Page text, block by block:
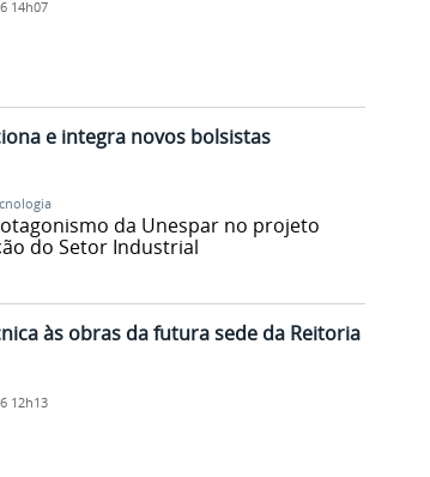
14h07
e integra novos bolsistas
da Unespar no projeto
do Setor Industrial
às obras da futura sede da Reitoria
12h13